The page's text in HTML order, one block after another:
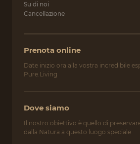
Su di noi
Cancellazione
Prenota online⁠
Date inizio ora alla vostra incredibile
Pure.Living
Dove siamo
Il nostro obiettivo è quello di
dalla Natura a questo luogo speciale